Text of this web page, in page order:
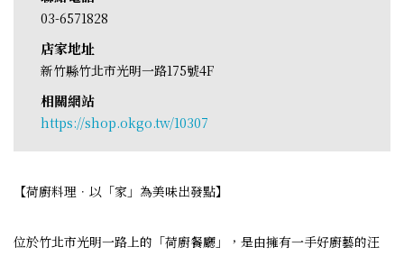
03-6571828
店家地址
新竹縣竹北市光明一路175號4F
相關網站
https://shop.okgo.tw/10307
【荷廚料理．以「家」為美味出發點】
位於竹北市光明一路上的「荷廚餐廳」，是由擁有一手好廚藝的汪